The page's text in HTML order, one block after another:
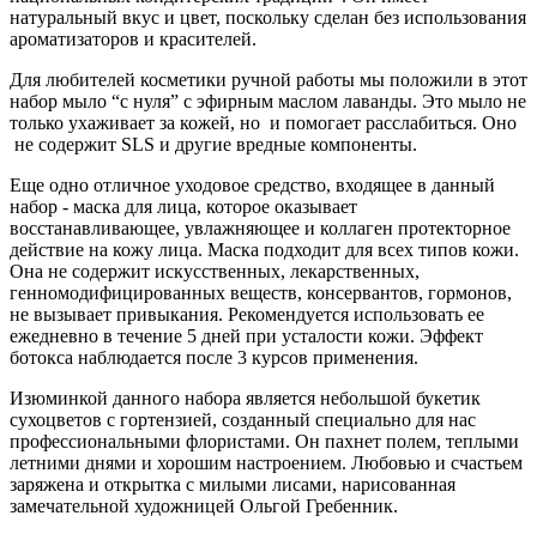
натуральный вкус и цвет, поскольку сделан без использования
ароматизаторов и красителей.
Для любителей косметики ручной работы мы положили в этот
набор мыло “с нуля” с эфирным маслом лаванды. Это мыло не
только ухаживает за кожей, но и помогает расслабиться. Оно
не содержит SLS и другие вредные компоненты.
Еще одно отличное уходовое средство, входящее в данный
набор - маска для лица, которое оказывает
восстанавливающее, увлажняющее и коллаген протекторное
действие на кожу лица. Маска подходит для всех типов кожи.
Она не содержит искусственных, лекарственных,
генномодифицированных веществ, консервантов, гормонов,
не вызывает привыкания. Рекомендуется использовать ее
ежедневно в течение 5 дней при усталости кожи. Эффект
ботокса наблюдается после 3 курсов применения.
Изюминкой данного набора является небольшой букетик
сухоцветов с гортензией, созданный специально для нас
профессиональными флористами. Он пахнет полем, теплыми
летними днями и хорошим настроением. Любовью и счастьем
заряжена и открытка с милыми лисами, нарисованная
замечательной художницей Ольгой Гребенник.